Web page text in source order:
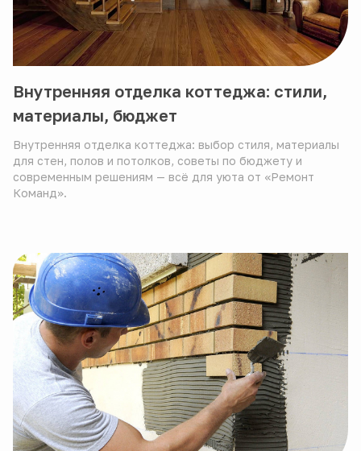
Внутренняя отделка коттеджа: стили,
материалы, бюджет
Внутренняя отделка коттеджа: выбор стиля, материалы
для стен, полов и потолков, советы по бюджету и
современным решениям — всё для уюта от «Ремонт
Команд».